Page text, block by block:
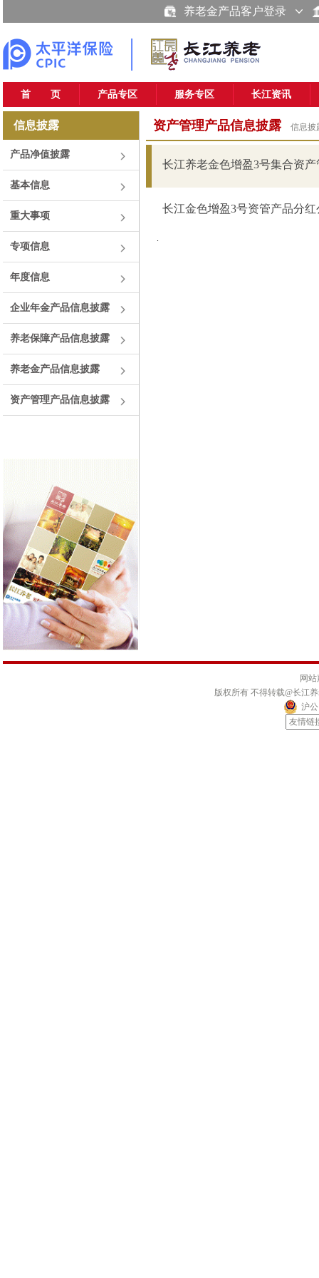
养老金产品客户登录
首 页 产品专区 服务专区 长江资讯
信息披露
产品净值披露
基本信息
重大事项
专项信息
年度信息
企业年金产品信息披露
养老保障产品信息披露
养老金产品信息披露
资产管理产品信息披露
资产管理产品信息披露 信息披
长江养老金色增盈3号集合资
长江金色增盈3号资管产品分红
.
网
版权所有 不得转载@长江
沪公